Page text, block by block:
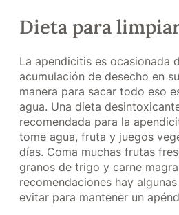
Dieta para
La apendicitis es ocasionada
acumulación de desecho en
manera para sacar todo eso
agua. Una dieta
recomendada para la
tome agua, fruta y juegos
días. Coma muchas frutas
granos de trigo y carne
recomendaciones hay
evitar para mantener un